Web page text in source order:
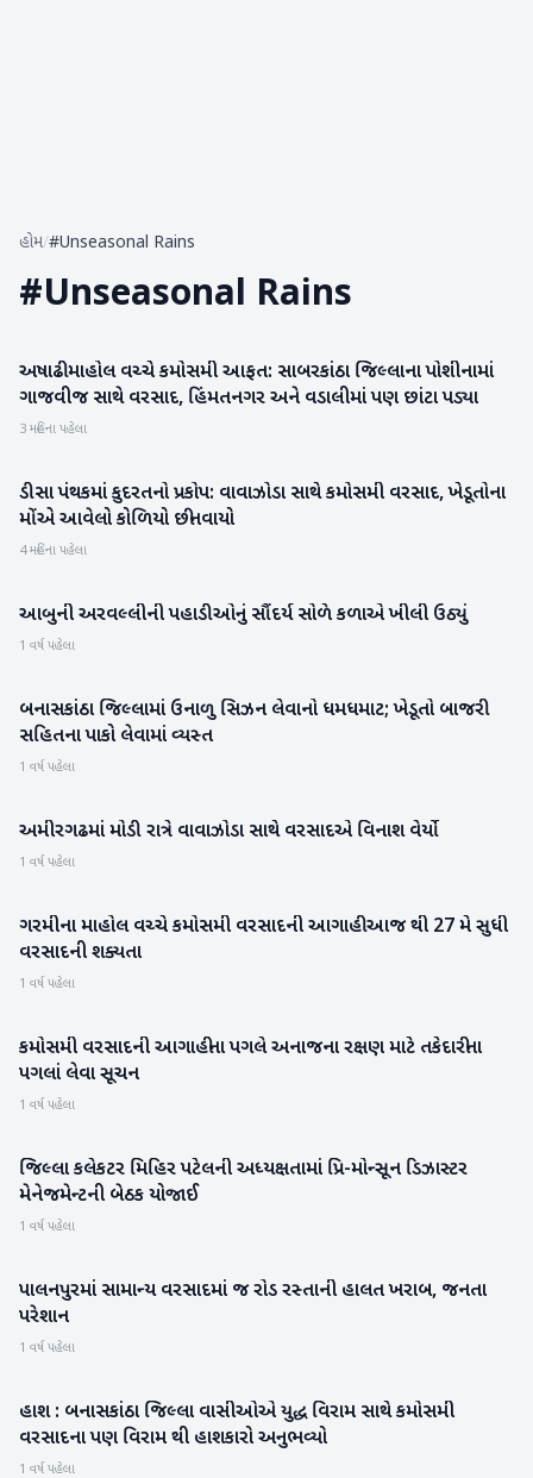
હોમ/#Unseasonal Rains
#Unseasonal Rains
સાબરકાંઠા
અષાઢી માહોલ વચ્ચે કમોસમી આફત: સાબરકાંઠા જિલ્લાના પોશીનામાં
ગાજવીજ સાથે વરસાદ, હિંમતનગર અને વડાલીમાં પણ છાંટા પડ્યા
3 મહિના પહેલા
બનાસકાંઠા
ડીસા પંથકમાં કુદરતનો પ્રકોપ: વાવાઝોડા સાથે કમોસમી વરસાદ, ખેડૂતોના
મોંએ આવેલો કોળિયો છીનવાયો
4 મહિના પહેલા
બનાસકાંઠા
આબુની અરવલ્લીની પહાડીઓનું સૌંદર્ય સોળે કળાએ ખીલી ઉઠ્યું
1 વર્ષ પહેલા
બનાસકાંઠા
બનાસકાંઠા જિલ્લામાં ઉનાળુ સિઝન લેવાનો ધમધમાટ; ખેડૂતો બાજરી
સહિતના પાકો લેવામાં વ્યસ્ત
1 વર્ષ પહેલા
બનાસકાંઠા
અમીરગઢમાં મોડી રાત્રે વાવાઝોડા સાથે વરસાદએ વિનાશ વેર્યો
1 વર્ષ પહેલા
બનાસકાંઠા
ગરમીના માહોલ વચ્ચે કમોસમી વરસાદની આગાહી આજ થી 27 મે સુધી
વરસાદની શક્યતા
1 વર્ષ પહેલા
બનાસકાંઠા
કમોસમી વરસાદની આગાહીના પગલે અનાજના રક્ષણ માટે તકેદારીના
પગલાં લેવા સૂચન
1 વર્ષ પહેલા
બનાસકાંઠા
જિલ્લા કલેકટર મિહિર પટેલની અધ્યક્ષતામાં પ્રિ-મોન્સૂન ડિઝાસ્ટર
મેનેજમેન્ટની બેઠક યોજાઈ
1 વર્ષ પહેલા
બનાસકાંઠા
પાલનપુરમાં સામાન્ય વરસાદમાં જ રોડ રસ્તાની હાલત ખરાબ, જનતા
પરેશાન
1 વર્ષ પહેલા
બનાસકાંઠા
હાશ : બનાસકાંઠા જિલ્લા વાસીઓએ યુદ્ધ વિરામ સાથે કમોસમી
વરસાદના પણ વિરામ થી હાશકારો અનુભવ્યો
1 વર્ષ પહેલા